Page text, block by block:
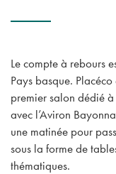
Le compte à rebours
Pays basque.
premier salon dédié
avec l’Aviron
une matinée pour
sous la forme de
thématiques.